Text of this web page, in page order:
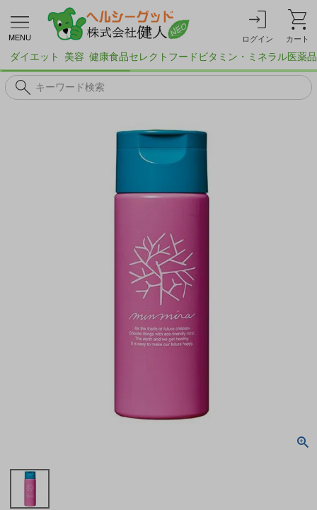
MENU ログイン カート
ダイエット 美容 健康食品セレクトフード ビタミン・ミネラル医薬品